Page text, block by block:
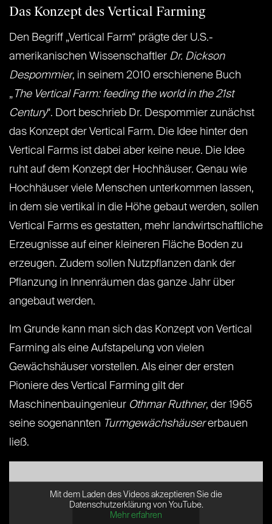
Das Konzept des Vertical Farming
Den Begriff „Vertical Farm“ prägte der U.S.-
amerikanischen Wissenschaftler Dr. Dickson
Despommier, in seinem 2010 erschienene Buch
„ The Vertical Farm: feeding the world in the 21st
Century“. Dort beschrieb Dr. Despommier zunächst
das Konzept der Vertical Farm. Die Idee hinter den
Vertical Farms ist dabei aber keine neue. Die Idee
ruht auf dem Konzept der Hochhäuser. Genau wie
Hochhäuser viele Menschen unterkommen lassen,
in dem sie vertikal in die Höhe gebaut werden, sollen
Vertical Farms es gestatten, mehr landwirtschaftliche
Erzeugnisse auf einer kleineren Fläche Boden zu
erzeugen. Zudem sollen Nutzpflanzen dank der
Pflanzung in Innenräumen das ganze Jahr über
angebaut werden.
Im Grunde kann man sich das Konzept von Vertical
Farming als eine Aufstapelung von vielen
Gewächshäuser vorstellen. Als einer der ersten
Pioniere des Vertical Farming gilt der
Maschinenbauingenieur Othmar Ruthner, der 1965
seine sogenannten Turmgewächshäusererbauen
ließ.
Mit dem Laden des Videos akzeptieren Sie die
Datenschutzerklärung von YouTube.
Mehr erfahren